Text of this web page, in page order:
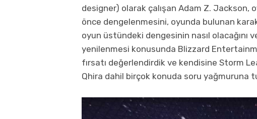
designer) olarak çalışan Adam Z.
önce dengelenmesini, oyunda bulunan
oyun üstündeki dengesinin nasıl olacağını
yenilenmesi konusunda Blizzard
fırsatı değerlendirdik ve kendisine Storm
Qhira dahil birçok konuda soru yağmuruna